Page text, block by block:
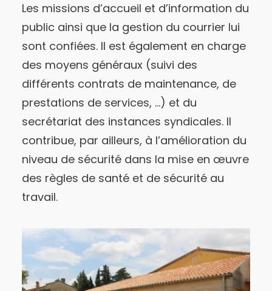
Les missions d’accueil et d’information du
public ainsi que la gestion du courrier lui
sont confiées. Il est également en charge
des moyens généraux (suivi des
différents contrats de maintenance, de
prestations de services, …) et du
secrétariat des instances syndicales. Il
contribue, par ailleurs, à l’amélioration du
niveau de sécurité dans la mise en œuvre
des règles de santé et de sécurité au
travail.